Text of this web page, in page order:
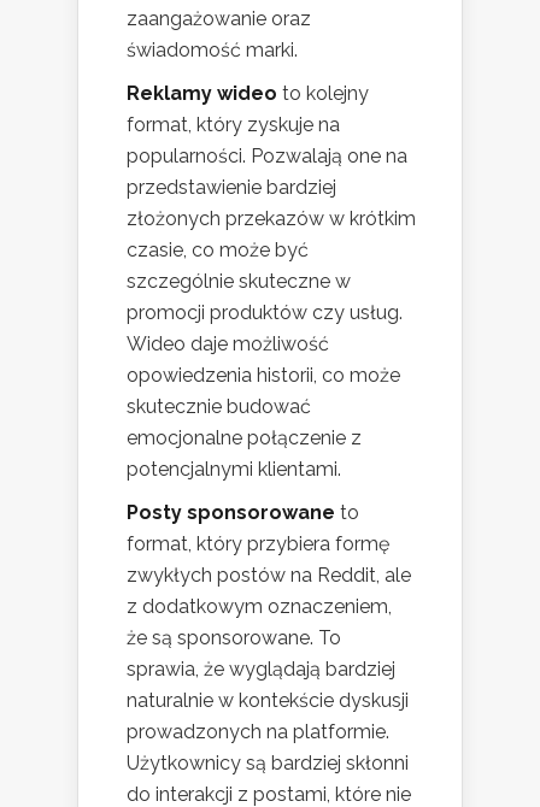
zaangażowanie oraz
świadomość marki.
Reklamy wideo to kolejny
format, który zyskuje na
popularności. Pozwalają one na
przedstawienie bardziej
złożonych przekazów w krótkim
czasie, co może być
szczególnie skuteczne w
promocji produktów czy usług.
Wideo daje możliwość
opowiedzenia historii, co może
skutecznie budować
emocjonalne połączenie z
potencjalnymi klientami.
Posty sponsorowane to
format, który przybiera formę
zwykłych postów na Reddit, ale
z dodatkowym oznaczeniem,
że są sponsorowane. To
sprawia, że wyglądają bardziej
naturalnie w kontekście dyskusji
prowadzonych na platformie.
Użytkownicy są bardziej skłonni
do interakcji z postami, które nie